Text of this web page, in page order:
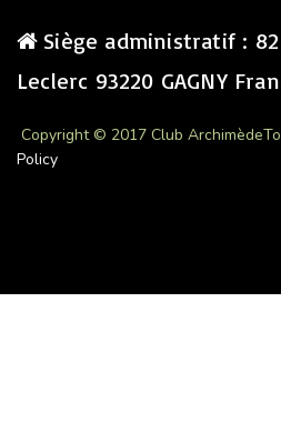
Siège administratif :
Leclerc 93220 GAGNY
Copyright © 2017 Club Archimède
Policy